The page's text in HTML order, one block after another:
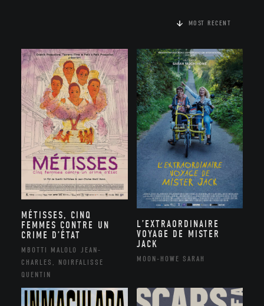
MOST RECENT
MÉTISSES, CINQ
FEMMES CONTRE UN
CRIME D’ÉTAT
MBOTTI MALOLO JEAN-
CHARLES, NOIRFALISSE
QUENTIN
L’EXTRAORDINAIRE
VOYAGE DE MISTER
JACK
MOON-HOWE SARAH